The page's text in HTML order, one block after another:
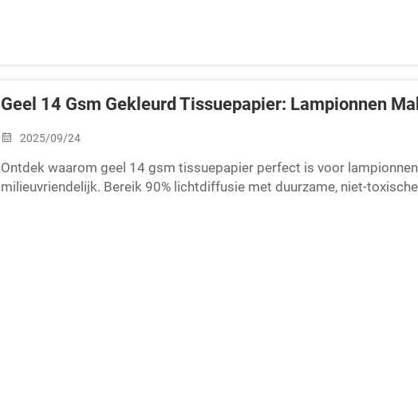
Geel 14 Gsm Gekleurd Tissuepapier: Lampionnen
2025/09/24
Ontdek waarom geel 14 gsm tissuepapier perfect is voor
milieuvriendelijk. Bereik 90% lichtdiffusie met duurzame, niet-